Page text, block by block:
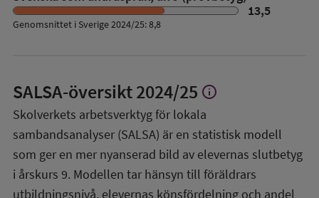
13,5
Genomsnittet i Sverige 2024/25: 8,8
SALSA-översikt2024/25 Visa
om
SALSA-
översikt
info
Skolverkets arbetsverktyg för lokala
sambandsanalyser (SALSA) är en statistisk modell
som ger en mer nyanserad bild av elevernas slutbetyg
i årskurs 9. Modellen tar hänsyn till föräldrars
utbildningsnivå, elevernas könsfördelning och andel